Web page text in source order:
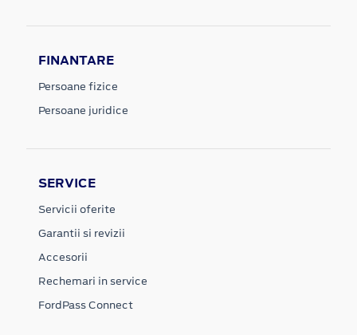
FINANTARE
Persoane fizice
Persoane juridice
SERVICE
Servicii oferite
Garantii si revizii
Accesorii
Rechemari in service
FordPass Connect